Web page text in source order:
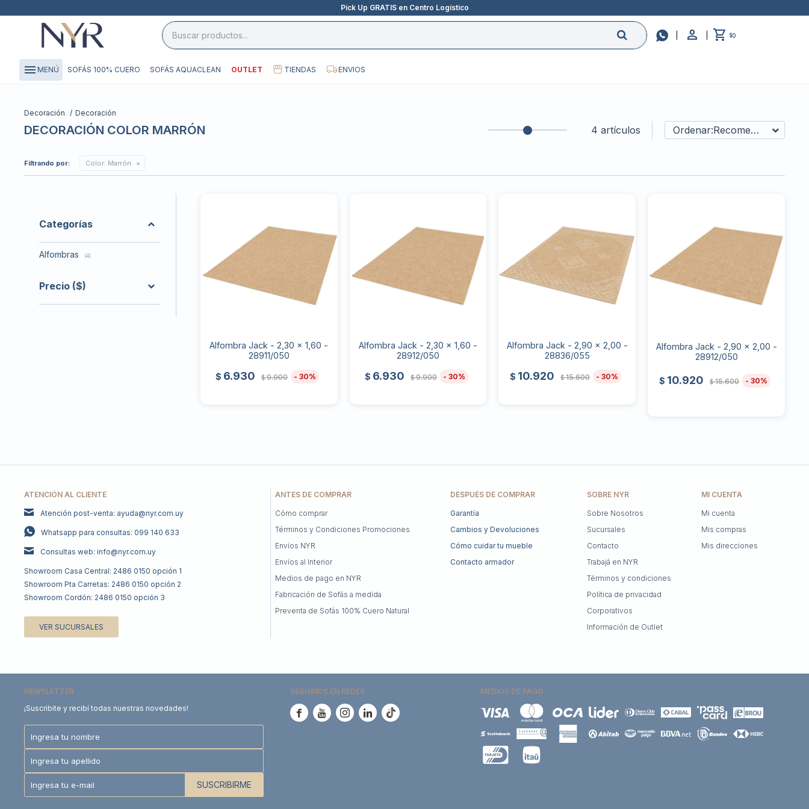
Pick Up GRATIS en Centro Logístico
 $0
menu MENÚ SOFÁS 100% CUERO SOFÁS AQUACLEAN OUTLET TIENDAS ENVIOS
Decoración Decoración
DECORACIÓN COLOR MARRÓN 4 artículos Recomendados
Filtrando por: Color: Marrón
Alfombra Jack - 2,30 x 1,60 -
28911/050
$ 6.930 $ 9.900 30
Alfombra Jack - 2,30 x 1,60 -
28912/050
$ 6.930 $ 9.900 30
Alfombra Jack - 2,90 x 2,00 -
28836/055
$ 10.920 $ 15.600 30
Alfombra Jack - 2,90 x 2,00 -
28912/050
$ 10.920 $ 15.600 30
Categorías
Alfombras (4)
Precio ($)
ATENCIÓN AL CLIENTE
Atención post-venta: ayuda@nyr.com.uy
Whatsapp para consultas: 099 140 633
Consultas web: info@nyr.com.uy
Showroom Casa Central: 2486 0150 opción 1
Showroom Pta Carretas: 2486 0150 opción 2
Showroom Cordón: 2486 0150 opción 3
VER SUCURSALES
DESPUÉS DE COMPRAR
Garantía
Cambios y Devoluciones
Cómo cuidar tu mueble
Contacto armador
SOBRE NYR
Sobre Nosotros
Sucursales
Contacto
Trabajá en NYR
Términos y condiciones
Política de privacidad
Corporativos
Información de Outlet
ANTES DE COMPRAR
Cómo comprar
Términos y Condiciones Promociones
Envíos NYR
Envíos al Interior
Medios de pago en NYR
Fabricación de Sofás a medida
Preventa de Sofás 100% Cuero Natural
MI CUENTA
Mi cuenta
Mis compras
Mis direcciones
NEWSLETTER
¡Suscribite y recibí todas nuestras novedades!
SUSCRIBIRME
SEGUINOS EN REDES
    
MEDIOS DE PAGO
close